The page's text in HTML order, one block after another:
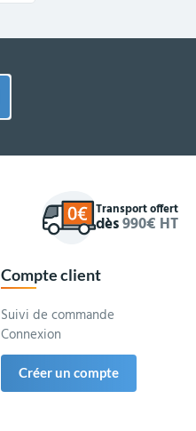
Transport offert
dès990€ HT
Compte client
Suivi de commande
Connexion
Créer un compte